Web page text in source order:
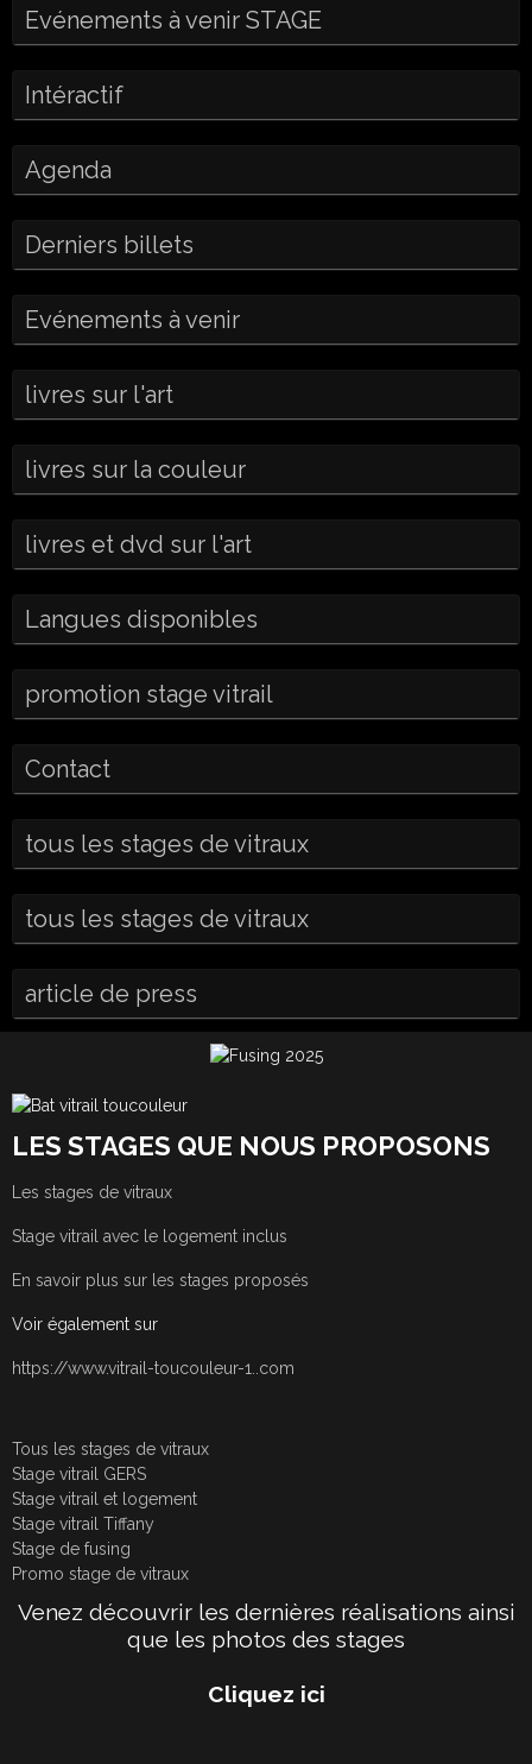
Evénements à venir STAGE
Intéractif
Agenda
Derniers billets
Evénements à venir
livres sur l'art
livres sur la couleur
livres et dvd sur l'art
Langues disponibles
promotion stage vitrail
Contact
tous les stages de vitraux
tous les stages de vitraux
article de press
LES STAGES QUE NOUS PROPOSONS
Les stages de vitraux
Stage vitrail avec le logement inclus
En savoir plus sur les stages proposés
Voir également sur
https://www.vitrail-toucouleur-1..com
Tous les stages de vitraux
Stage vitrail GERS
Stage vitrail et logement
Stage vitrail Tiffany
Stage de fusing
Promo stage de vitraux
Venez découvrir les dernières réalisations ainsi
que les photos des stages
Cliquez ici